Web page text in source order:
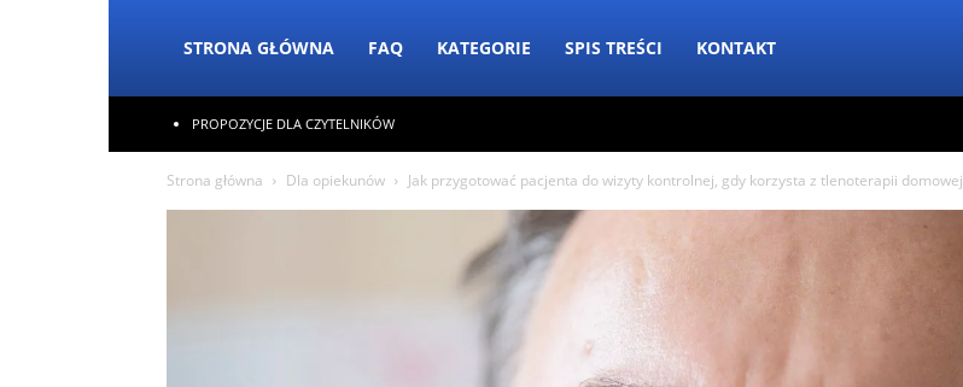
STRONA GŁÓWNA FAQ KATEGORIE SPIS TREŚCI KONTAKT
PROPOZYCJE DLA CZYTELNIKÓW
Strona główna Dla opiekunów Jak przygotować pacjenta do wizyty kontrolnej, gdy korzysta z tlenoterapii domowej